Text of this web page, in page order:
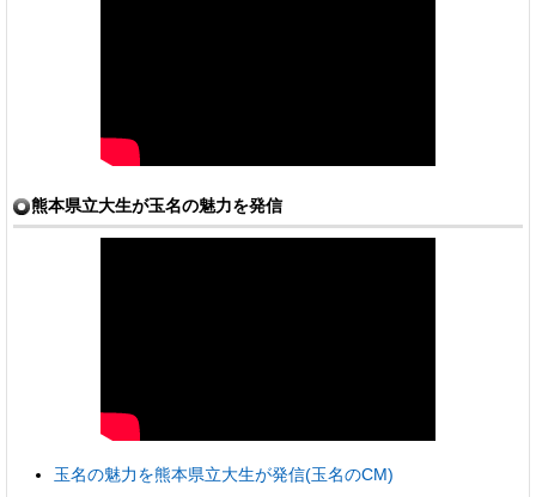
熊本県立大生が玉名の魅力を発信
玉名の魅力を熊本県立大生が発信(玉名のCM)